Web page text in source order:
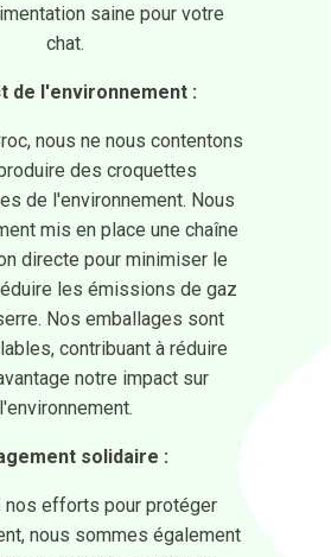
saine pour votre
chat.
de l'environnement :
nous ne nous contentons
des croquettes
de l'environnement. Nous
mis en place une chaîne
directe pour minimiser le
les émissions de gaz
Nos emballages sont
contribuant à réduire
notre impact sur
l'environnement.
solidaire :
nos efforts pour protéger
nous sommes également